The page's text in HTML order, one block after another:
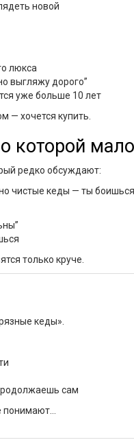
новой
люкса
выгляжу дорого”
уже больше 10 лет
— хочется купить.
которой
редко обсуждают:
чистые кеды — ты боишься
только круче.
кеды».
сам
понимают…